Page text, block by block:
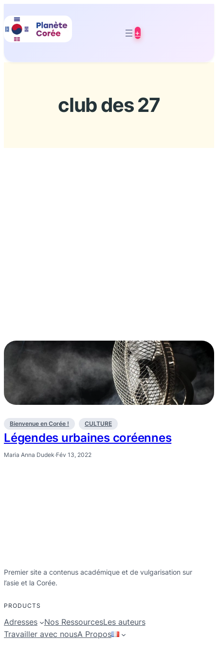
au
contenu
+
club des 27
Bienvenue en Corée ! CULTURE
Légendes urbaines coréennes
Maria Anna Dudek·Fév 13, 2022
Premier site a contenus académique et de vulgarisation sur
l’asie et la Corée.
PRODUCTS
Adresses Nos RessourcesLes auteurs
Travailler avec nousA Propos